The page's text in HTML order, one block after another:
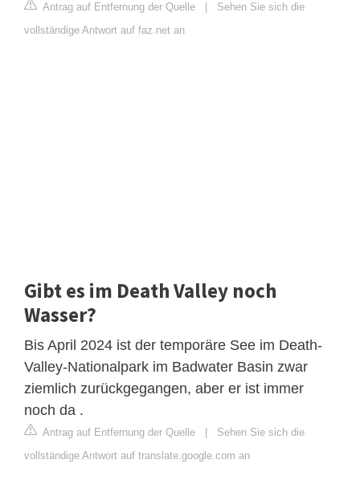
Antrag auf Entfernung der Quelle
Sehen Sie sich die
vollständige Antwort auf faz.net an
Gibt es im Death Valley noch
Wasser?
Bis April 2024 ist der temporäre See im Death-
Valley-Nationalpark im Badwater Basin zwar
ziemlich zurückgegangen, aber er ist immer
noch da .
Antrag auf Entfernung der Quelle
Sehen Sie sich die
vollständige Antwort auf translate.google.com an